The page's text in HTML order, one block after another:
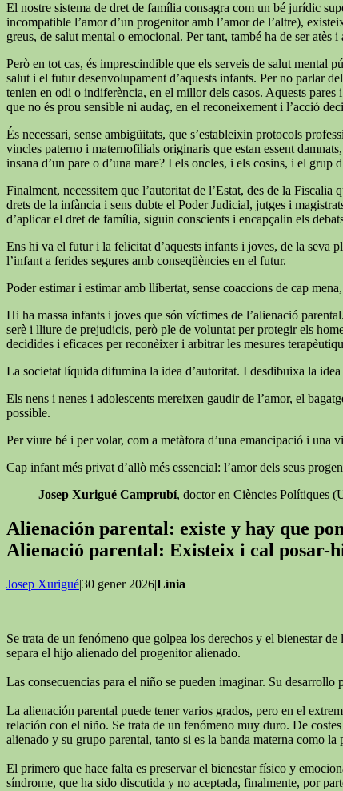
El nostre sistema de dret de família consagra com un bé jurídic
incompatible l’amor d’un progenitor amb l’amor de l’altre),
greus, de salut mental o emocional. Per tant, també ha de ser atès
Però en tot cas, és imprescindible que els serveis de salut mental
salut i el futur desenvolupament d’aquests infants. Per no parlar
tenien en odi o indiferència, en el millor dels casos. Aquests
que no és prou sensible ni audaç, en el reconeixement i l’acció
És necessari, sense ambigüitats, que s’estableixin protocols
vincles paterno i maternofilials originaris que estan essent
insana d’un pare o d’una mare? I els oncles, i els cosins, i el grup
Finalment, necessitem que l’autoritat de l’Estat, des de la
drets de la infància i sens dubte el Poder Judicial, jutges i
d’aplicar el dret de família, siguin conscients i encapçalin els
Ens hi va el futur i la felicitat d’aquests infants i joves, de la seva
l’infant a ferides segures amb conseqüències en el futur.
Poder estimar i estimar amb llibertat, sense coaccions de cap
Hi ha massa infants i joves que són víctimes de l’alienació
serè i lliure de prejudicis, però ple de voluntat per protegir els
decidides i eficaces per reconèixer i arbitrar les mesures
La societat líquida difumina la idea d’autoritat. I desdibuixa la
Els nens i nenes i adolescents mereixen gaudir de l’amor, el
possible.
Per viure bé i per volar, com a metàfora d’una emancipació i una
Cap infant més privat d’allò més essencial: l’amor dels seus
Josep Xurigué Camprubí, doctor en Ciències Polítiques
Alienación parental: existe y hay que
Alienació parental: Existeix i cal posar-
Josep Xurigué|30 gener 2026|Línia
Se trata de un fenómeno que golpea los derechos y el bienestar
separa el hijo alienado del progenitor alienado.
Las consecuencias para el niño se pueden imaginar. Su
La alienación parental puede tener varios grados, pero en el
relación con el niño. Se trata de un fenómeno muy duro. De
alienado y su grupo parental, tanto si es la banda materna como la
El primero que hace falta es preservar el bienestar físico y
síndrome, que ha sido discutida y no aceptada, finalmente, por